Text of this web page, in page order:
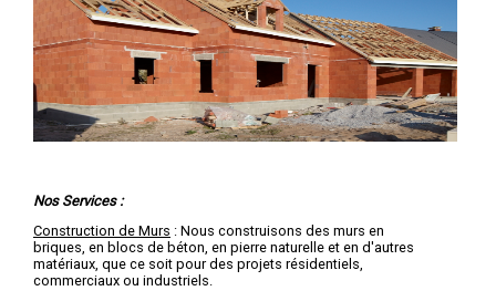
Nos Services :
Construction de Murs : Nous construisons des murs en
briques, en blocs de béton, en pierre naturelle et en d'autres
matériaux, que ce soit pour des projets résidentiels,
commerciaux ou industriels.